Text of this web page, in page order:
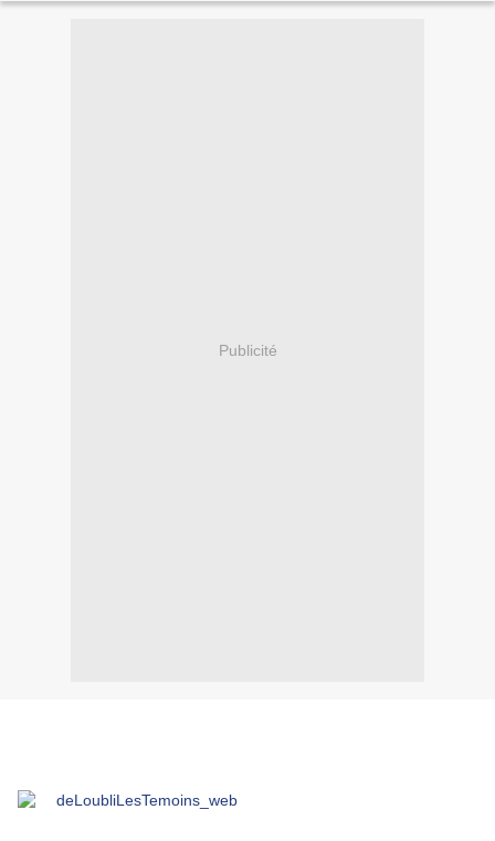
Publicité